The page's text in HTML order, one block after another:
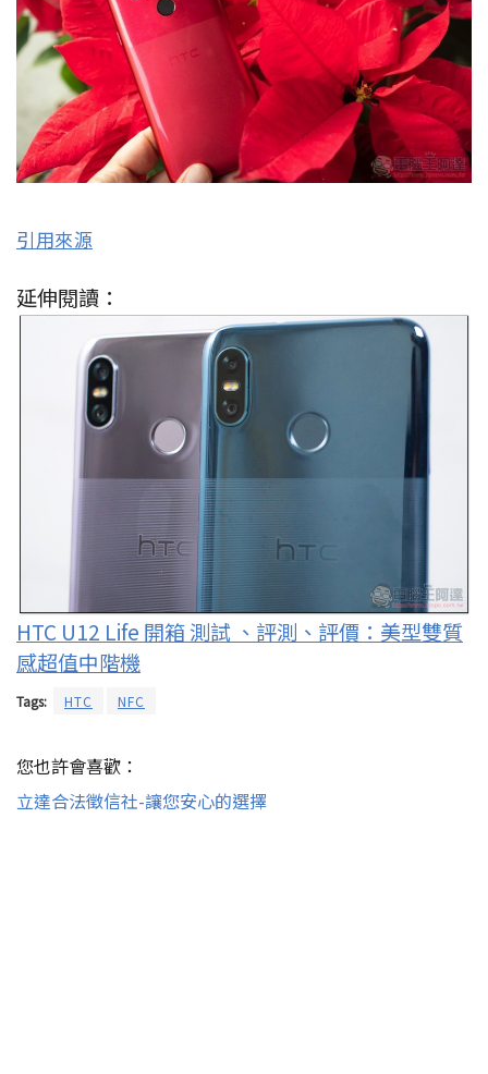
引用來源
延伸閱讀：
HTC U12 Life 開箱 測試 、評測、評價：美型雙質
感超值中階機
Tags: HTC NFC
您也許會喜歡：
立達合法徵信社-讓您安心的選擇